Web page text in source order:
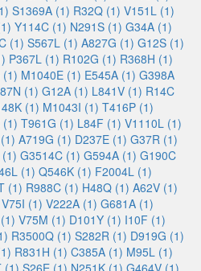
S1369A (1) R32Q (1) V151L (1)
Y114C (1) N291S (1) G34A (1)
(1) S567L (1) A827G (1) G12S (1)
P367L (1) R102G (1) R368H (1)
(1) M1040E (1) E545A (1) G398A
(1) G12A (1) L841V (1) R14C
(1) M1043I (1) T416P (1)
(1) T961G (1) L84F (1) V1110L (1)
A719G (1) D237E (1) G37R (1)
G3514C (1) G594A (1) G190C
(1) Q546K (1) F2004L (1)
(1) R988C (1) H48Q (1) A62V (1)
V75I (1) V222A (1) G681A (1)
V75M (1) D101Y (1) I10F (1)
R3500Q (1) S282R (1) D919G (1)
R831H (1) C385A (1) M95L (1)
(1) S26E (1) N251K (1) G464V (1)